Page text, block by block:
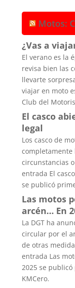
Motos:
¿Vas a
El verano es la
revisa bien las
llevarte
viajar en moto
Club del
El casco
legal
Los casco de
completamente
circunstancias
entrada El
se publicó
Las motos
arcén… En
La DGT ha
circular por el
de otras
entrada Las
2025 se
KMCero.